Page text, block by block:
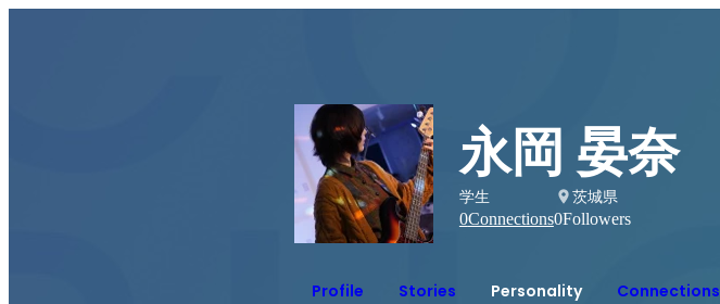
永岡 晏奈
学生
茨城県
0Connections0Followers
Profile Stories Personality Connections